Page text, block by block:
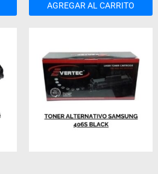
AGREGAR AL CARRITO